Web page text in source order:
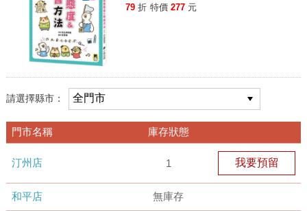
79 折 特價 277 元
請選擇縣市：
門市名稱 庫存狀態
汀州店 1 我要預留
和平店 無庫存